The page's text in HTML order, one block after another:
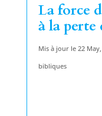
La force
à la perte
Mis à jour le 22
bibliques